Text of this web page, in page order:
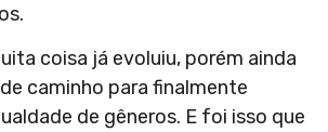
coisa já evoluiu, porém ainda
caminho para finalmente
de gêneros. E foi isso que